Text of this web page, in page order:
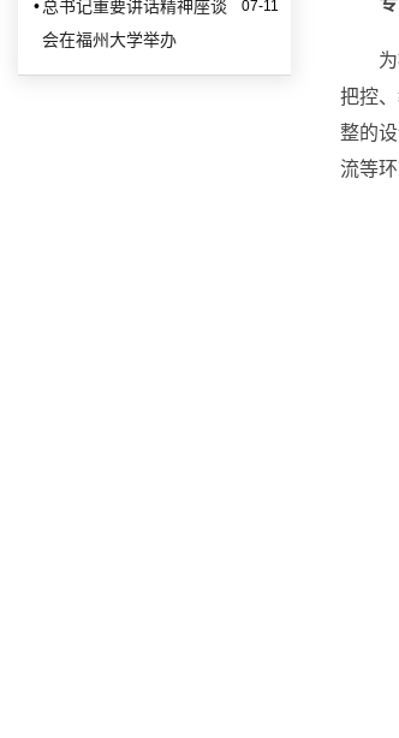
• 总书记重要讲话精神座谈
会在福州大学举办
07-11
把控
整的
流等